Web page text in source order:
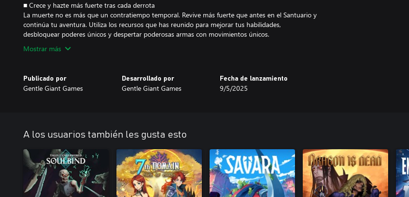
■ Crece y hazte más fuerte tras cada derrota
La muerte no es más que un contratiempo temporal. Revive más fuerte que antes en el Santuario y
continúa tu aventura. Utiliza los recursos que has reunido para mejorar tus habilidades,
desbloquear poderes únicos y despertar poderosas armas con movimientos únicos.
Mostrar más
Publicado por
Gentle Giant Games
Desarrollado por
Gentle Giant Games
Fecha de lanzamiento
9/5/2025
A los usuarios también les gusta esto